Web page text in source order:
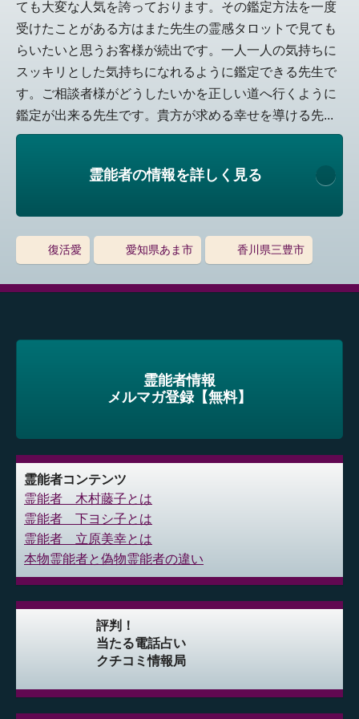
ても大変な人気を誇っております。その鑑定方法を一度
受けたことがある方はまた先生の霊感タロットで見ても
らいたいと思うお客様が続出です。一人一人の気持ちに
スッキリとした気持ちになれるように鑑定できる先生で
す。ご相談者様がどうしたいかを正しい道へ行くように
鑑定が出来る先生です。貴方が求める幸せを導ける先...
霊能者の情報を詳しく見る
復活愛 愛知県あま市 香川県三豊市
霊能者情報
メルマガ登録【無料】
霊能者コンテンツ
霊能者 木村藤子とは
霊能者 下ヨシ子とは
霊能者 立原美幸とは
本物霊能者と偽物霊能者の違い
評判！
当たる電話占い
クチコミ情報局